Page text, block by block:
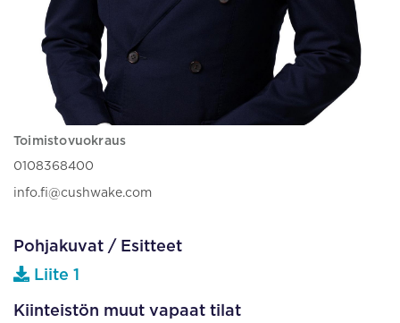
Toimistovuokraus
0108368400
info.fi@cushwake.com
Pohjakuvat / Esitteet
Liite 1
Kiinteistön muut vapaat tilat